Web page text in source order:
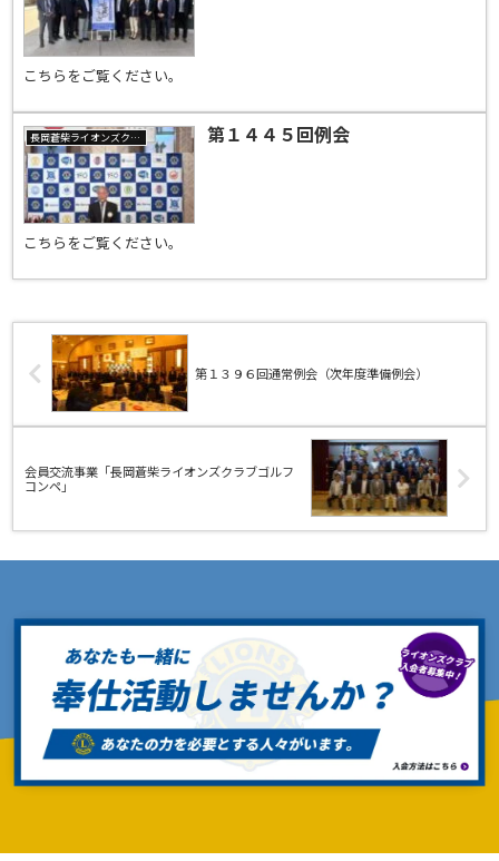
こちらをご覧ください。
長岡蒼柴ライオンズクラブ 第１４４５回例会
こちらをご覧ください。
第１３９６回通常例会（次年度準備例会）
会員交流事業「長岡蒼柴ライオンズクラブゴルフ
コンペ」